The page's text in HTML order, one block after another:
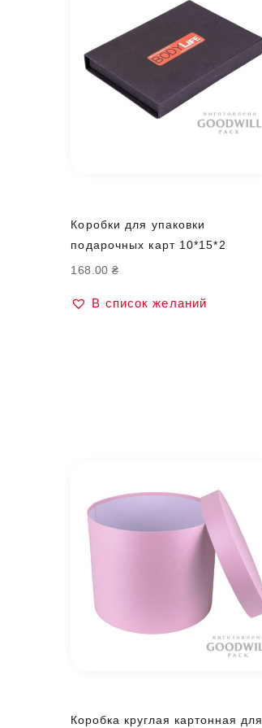
Коробки для упаковки
подарочных карт 10*15*2
168.00₴
В список желаний
Коробка круглая картонная для